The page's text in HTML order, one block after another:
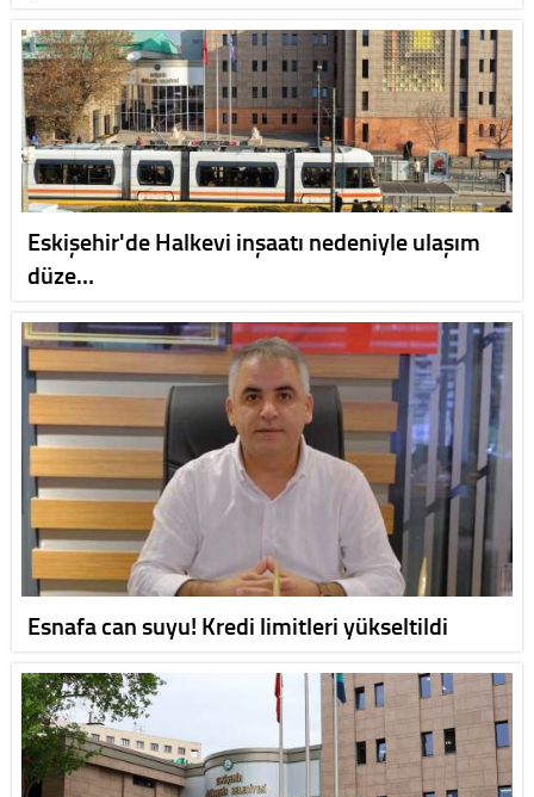
Eskişehir'de Halkevi inşaatı nedeniyle ulaşım
düze…
Esnafa can suyu! Kredi limitleri yükseltildi